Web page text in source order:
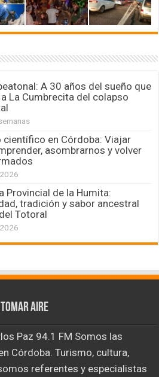
A 30 años del sueño que
La Cumbrecita del colapso
científico en Córdoba: Viajar
asombrarnos y volver
Provincial de la Humita:
tradición y sabor ancestral
Totoral
tomar aire
Paz 94.1 FM Somos las
Córdoba. Turismo, cultura,
referentes y especialistas